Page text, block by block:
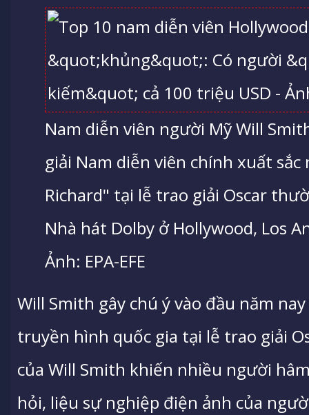
Nam diễn viên người Mỹ Will
giải Nam diễn viên chính xuất
Richard" tại lễ trao giải Oscar
Nhà hát Dolby ở Hollywood, Los
Ảnh: EPA-EFE
Will Smith gây chú ý vào đầu năm
truyền hình quốc gia tại lễ trao giải
của Will Smith khiến nhiều người
hỏi, liệu sự nghiệp điện ảnh của